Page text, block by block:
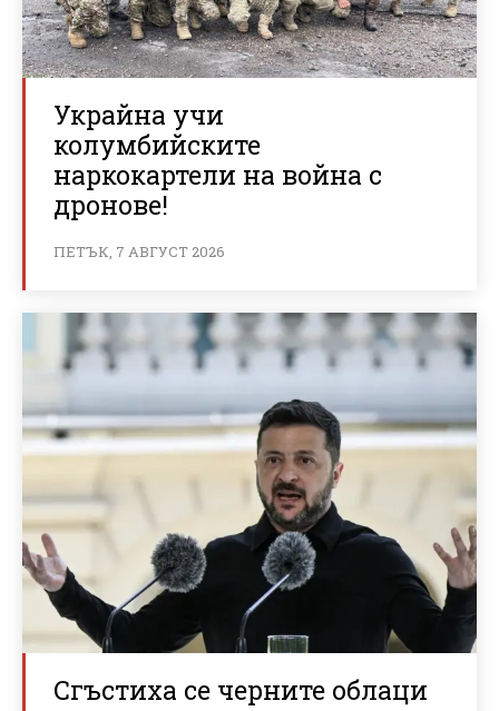
Украйна учи
колумбийските
наркокартели на война с
дронове!
ПЕТЪК, 7 АВГУСТ 2026
Сгъстиха се черните облаци